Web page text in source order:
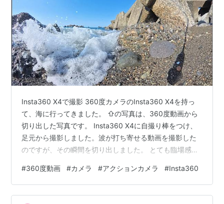
Insta360 X4で撮影 360度カメラのInsta360 X4を持っ
て、海に行ってきました。 ⇧の写真は、360度動画から
切り出した写真です。 Insta360 X4に自撮り棒をつけ、
足元から撮影しました。波が打ち寄せる動画を撮影した
のですが、その瞬間を切り出しました。 とても臨場感の
した縦動画もありますのでご覧ください。 私のX
Insta360 X4で撮影した動画。360度動画で撮影し、後か
らこのように切り出せるから便利！釣れる所も撮れてい
#360度動画 #カメラ #アクションカメラ #Insta360